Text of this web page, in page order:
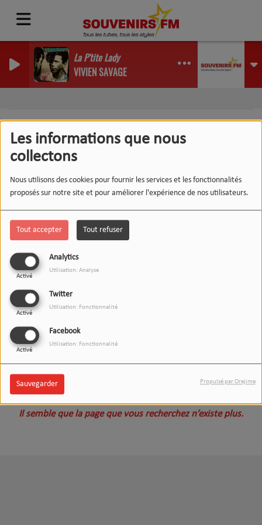
Les informations que nous
collectons
Nous utilisons des cookies pour fournir les services et les fonctionnalités
proposés sur notre site et pour améliorer l'expérience de nos utilisateurs.
Tout accepter Tout refuser
Analytics
Activé
Utilisation: Analyse
Twitter
Activé
Utilisation: Fonctionnalité
Facebook
Activé
Utilisation: Fonctionnalité
Sauvegarder Propulsé par Orejime
La P'tite Lady
VIVIEN SAVAGE
404
Oups, vous avez rencontré
Il semble que la page que vous recherchez n’existe plus.